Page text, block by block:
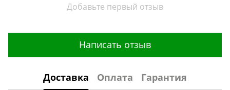
Добавьте первый отзыв
Написать отзыв
Доставка Оплата Гарантия